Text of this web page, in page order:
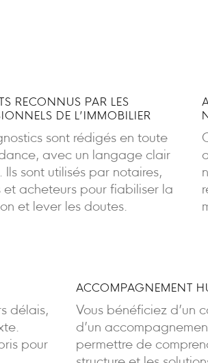
RECONNUS PAR LES
DE L’IMMOBILIER
sont rédigés en toute
avec un langage clair
Ils sont utilisés par notaires,
et acheteurs pour fiabiliser la
et lever les doutes.
délais,
pour
ACCOMPAGNEMENT
Vous bénéficiez d’un
d’un
permettre de